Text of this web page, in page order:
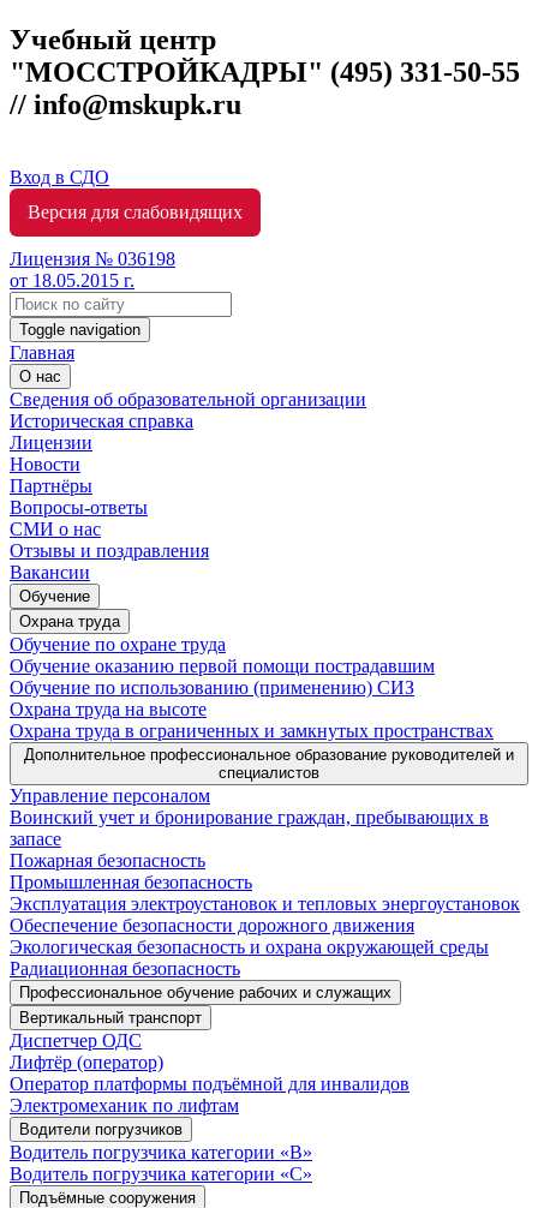
Учебный центр
"МОССТРОЙКАДРЫ" (495) 331-50-55
// info@mskupk.ru
Вход в СДО
Версия для слабовидящих
Лицензия № 036198
от 18.05.2015 г.
Toggle navigation
Главная
О нас
Сведения об образовательной организации
Историческая справка
Лицензии
Новости
Партнёры
Вопросы-ответы
СМИ о нас
Отзывы и поздравления
Вакансии
Обучение
Охрана труда
Обучение по охране труда
Обучение оказанию первой помощи пострадавшим
Обучение по использованию (применению) СИЗ
Охрана труда на высоте
Охрана труда в ограниченных и замкнутых пространствах
Дополнительное профессиональное образование руководителей и
специалистов
Управление персоналом
Воинский учет и бронирование граждан, пребывающих в
запасе
Пожарная безопасность
Промышленная безопасность
Эксплуатация электроустановок и тепловых энергоустановок
Обеспечение безопасности дорожного движения
Экологическая безопасность и охрана окружающей среды
Радиационная безопасность
Профессиональное обучение рабочих и служащих
Вертикальный транспорт
Диспетчер ОДС
Лифтёр (оператор)
Оператор платформы подъёмной для инвалидов
Электромеханик по лифтам
Водители погрузчиков
Водитель погрузчика категории «B»
Водитель погрузчика категории «С»
Подъёмные сооружения